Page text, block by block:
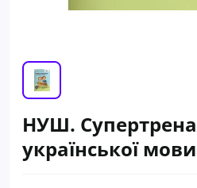
НУШ.
української